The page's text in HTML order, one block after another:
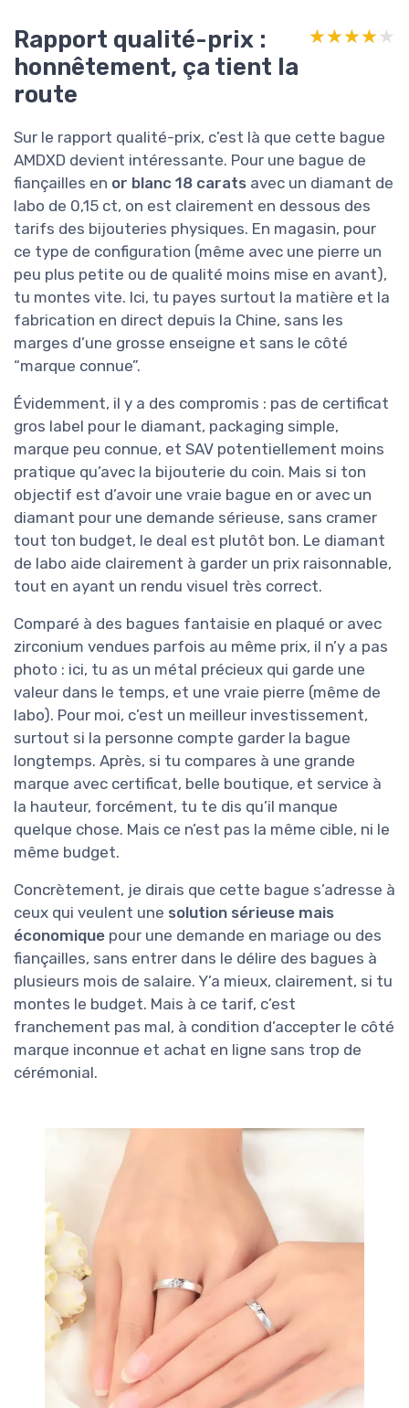
Rapport qualité-prix :
honnêtement, ça tient la
route
★★★★★
★★★★★
Sur le rapport qualité-prix, c’est là que cette bague
AMDXD devient intéressante. Pour une bague de
fiançailles en or blanc 18 carats avec un diamant de
labo de 0,15 ct, on est clairement en dessous des
tarifs des bijouteries physiques. En magasin, pour
ce type de configuration (même avec une pierre un
peu plus petite ou de qualité moins mise en avant),
tu montes vite. Ici, tu payes surtout la matière et la
fabrication en direct depuis la Chine, sans les
marges d’une grosse enseigne et sans le côté
“marque connue”.
Évidemment, il y a des compromis : pas de certificat
gros label pour le diamant, packaging simple,
marque peu connue, et SAV potentiellement moins
pratique qu’avec la bijouterie du coin. Mais si ton
objectif est d’avoir une vraie bague en or avec un
diamant pour une demande sérieuse, sans cramer
tout ton budget, le deal est plutôt bon. Le diamant
de labo aide clairement à garder un prix raisonnable,
tout en ayant un rendu visuel très correct.
Comparé à des bagues fantaisie en plaqué or avec
zirconium vendues parfois au même prix, il n’y a pas
photo : ici, tu as un métal précieux qui garde une
valeur dans le temps, et une vraie pierre (même de
labo). Pour moi, c’est un meilleur investissement,
surtout si la personne compte garder la bague
longtemps. Après, si tu compares à une grande
marque avec certificat, belle boutique, et service à
la hauteur, forcément, tu te dis qu’il manque
quelque chose. Mais ce n’est pas la même cible, ni le
même budget.
Concrètement, je dirais que cette bague s’adresse à
ceux qui veulent une solution sérieuse mais
économique pour une demande en mariage ou des
fiançailles, sans entrer dans le délire des bagues à
plusieurs mois de salaire. Y’a mieux, clairement, si tu
montes le budget. Mais à ce tarif, c’est
franchement pas mal, à condition d’accepter le côté
marque inconnue et achat en ligne sans trop de
cérémonial.